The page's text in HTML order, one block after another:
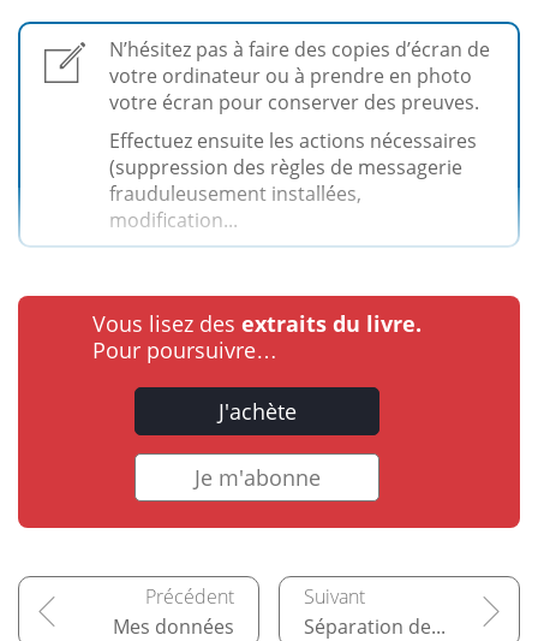
N’hésitez pas à faire des copies d’écran de
votre ordinateur ou à prendre en photo
votre écran pour conserver des preuves.
Effectuez ensuite les actions nécessaires
(suppression des règles de messagerie
frauduleusement installées,
modification...
Vous lisez des extraits du livre.
Pour poursuivre…
J'achète
Je m'abonne
Mes données Séparation des domaines privé et professionnel